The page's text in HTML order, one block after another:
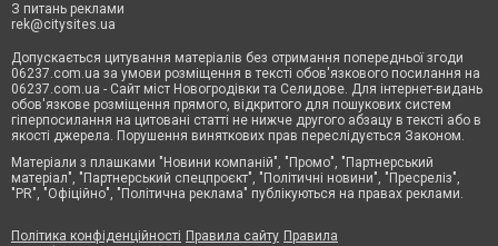
З питань реклами
rek@citysites.ua
Допускається цитування матеріалів без отримання попередньої згоди
06237.com.ua за умови розміщення в тексті обов'язкового посилання на
06237.com.ua - Сайт міст Новогродівки та Селидове. Для інтернет-видань
обов'язкове розміщення прямого, відкритого для пошукових систем
гіперпосилання на цитовані статті не нижче другого абзацу в тексті або в
якості джерела. Порушення виняткових прав переслідується Законом.
Матеріали з плашками "Новини компаній", "Промо", "Партнерський
матеріал", "Партнерський спецпроєкт", "Політичні новини", "Пресреліз",
"PR", "Офіційно", "Політична реклама" публікуються на правах реклами.
Політика конфіденційності Правила сайту Правила